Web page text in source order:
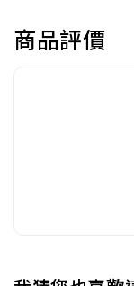
商品評價